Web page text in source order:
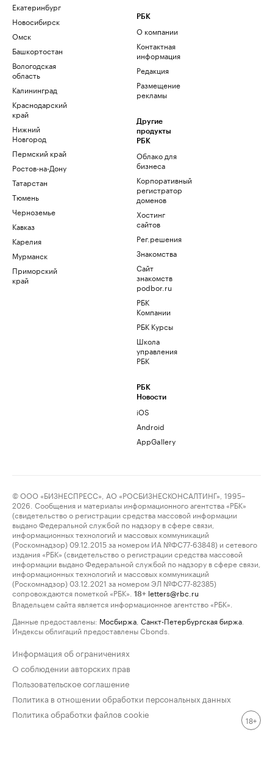
Екатеринбург
Новосибирск
Омск
Башкортостан
Вологодская
область
Калининград
Краснодарский
край
Нижний
Новгород
Пермский край
Ростов-на-Дону
Татарстан
Тюмень
Черноземье
Кавказ
Карелия
Мурманск
Приморский
край
РБК
О компании
Контактная
информация
Редакция
Размещение
рекламы
Другие
продукты
РБК
Облако для
бизнеса
Корпоративный
регистратор
доменов
Хостинг
сайтов
Рег.решения
Знакомства
Сайт
знакомств
podbor.ru
РБК
Компании
РБК Курсы
Школа
управления
РБК
РБК
Новости
iOS
Android
AppGallery
© ООО «БИЗНЕСПРЕСС», АО «РОСБИЗНЕСКОНСАЛТИНГ», 1995–
2026. Сообщения и материалы информационного агентства «РБК»
(свидетельство о регистрации средства массовой информации
выдано Федеральной службой по надзору в сфере связи,
информационных технологий и массовых коммуникаций
(Роскомнадзор) 09.12.2015 за номером ИА №ФС77-63848) и сетевого
издания «РБК» (свидетельство о регистрации средства массовой
информации выдано Федеральной службой по надзору в сфере связи,
информационных технологий и массовых коммуникаций
(Роскомнадзор) 03.12.2021 за номером ЭЛ №ФС77-82385)
сопровождаются пометкой «РБК».
18+ letters@rbc.ru
Владельцем сайта является информационное агентство «РБК».
Данные предоставлены: Мосбиржа Санкт-Петербургская биржа
Индексы облигаций предоставлены Cbonds.
Информация об ограничениях
О соблюдении авторских прав
Пользовательское соглашение
Политика в отношении обработки персональных данных
Политика обработки файлов cookie
18+